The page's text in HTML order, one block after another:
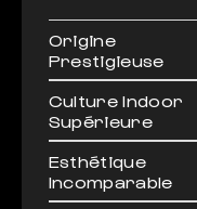
Origine
Prestigieuse
Culture Indoor
Supérieure
Esthétique
Incomparable